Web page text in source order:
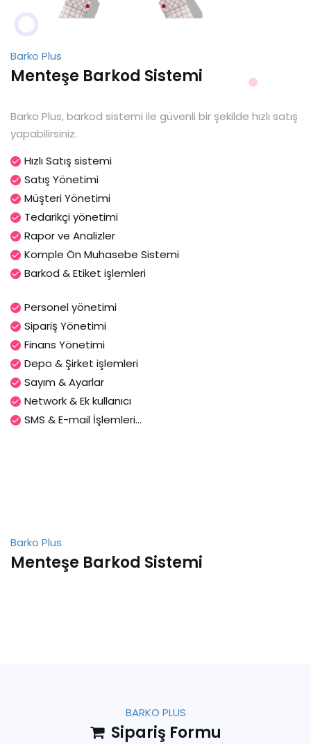
Barko Plus
Menteşe Barkod Sistemi
Barko Plus, barkod sistemi ile güvenli bir şekilde hızlı satış
yapabilirsiniz.
Hızlı Satış sistemi
Satış Yönetimi
Müşteri Yönetimi
Tedarikçi yönetimi
Rapor ve Analizler
Komple Ön Muhasebe Sistemi
Barkod & Etiket işlemleri
Personel yönetimi
Sipariş Yönetimi
Finans Yönetimi
Depo & Şirket işlemleri
Sayım & Ayarlar
Network & Ek kullanıcı
SMS & E-mail İşlemleri...
Barko Plus
Menteşe Barkod Sistemi
BARKO PLUS
Sipariş Formu